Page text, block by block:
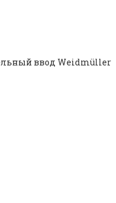
ввод Weidmüller